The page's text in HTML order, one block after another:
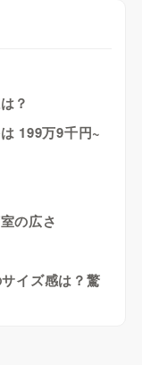
？
199万9千円~
の広さ
イズ感は？驚